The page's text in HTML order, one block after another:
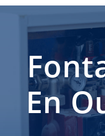
En